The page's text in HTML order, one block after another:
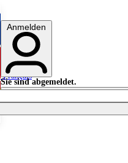
English
Français
Anmelden
Sie sind abgemeldet.
Anmelden
Licht aus